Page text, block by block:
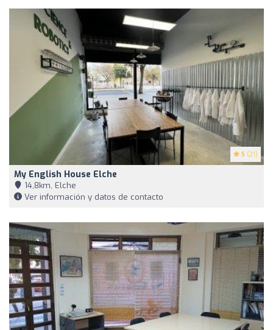
5 (21)
My English House Elche
14,8km, Elche
Ver información y datos de contacto